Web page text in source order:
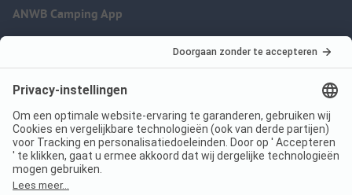
ANWB Camping App
Imprint
Jouw privacy
Voorwaarden
Wet digitale diensten